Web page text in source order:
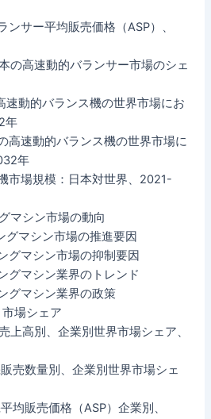
ンサー平均販売価格（ASP）、
の高速動的バランサー市場のシェ
速動的バランス機の世界市場にお
年
高速動的バランス機の世界市場に
年
市場規模：日本対世界、2021-
マシン市場の動向
グマシン市場の推進要因
グマシン市場の抑制要因
グマシン業界のトレンド
グマシン業界の政策
場シェア
上高別、企業別世界市場シェア、
売数量別、企業別世界市場シェ
均販売価格（ASP）企業別、